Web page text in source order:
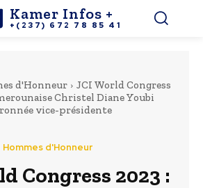
Kamer Infos +
+(237) 672 78 85 41
d'Honneur
JCI World Congress
Christel Diane Youbi
vice-présidente
Hommes d'Honneur
Congress 2023 :